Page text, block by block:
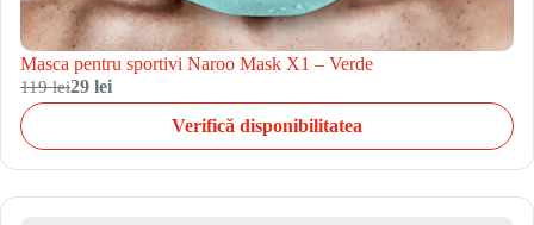
Masca pentru sportivi Naroo Mask X1 – Verde
119 lei29 lei
Verifică disponibilitatea